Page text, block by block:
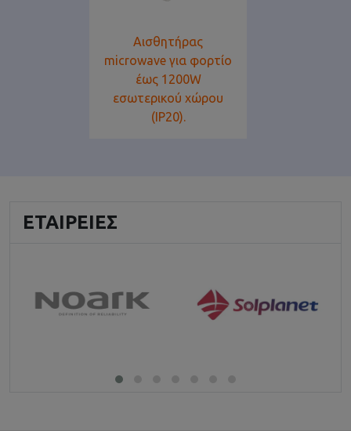
Αισθητήρας
microwave για φορτίο
έως 1200W
εσωτερικού χώρου
(IP20).
ΕΤΑΙΡΕΊΕΣ